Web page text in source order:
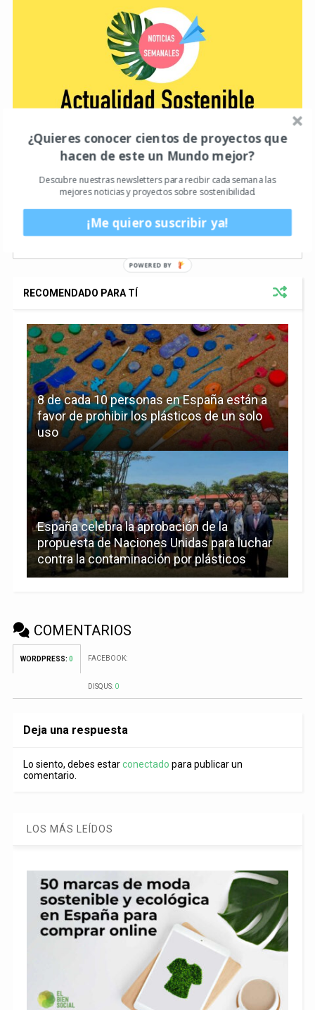
Actualidad Desarrollo Sostenible 409
RECOMENDADO PARA TÍ
8 de cada 10 personas en España están a
favor de prohibir los plásticos de un solo
uso
España celebra la aprobación de la
propuesta de Naciones Unidas para luchar
contra la contaminación por plásticos
COMENTARIOS
WORDPRESS: 0 FACEBOOK:
DISQUS: 0
Deja una respuesta
Lo siento, debes estarconectado para publicar un
comentario.
LOS MÁS LEÍDOS
¿Quieres conocer cientos de proyectos que
hacen de este un Mundo mejor?
Descubre nuestras newsletters para recibir cada semana las
mejores noticias y proyectos sobre sostenibilidad.
¡Me quiero suscribir ya!